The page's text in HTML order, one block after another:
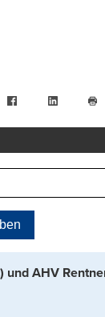
FacebookLinkedIn
und AHV